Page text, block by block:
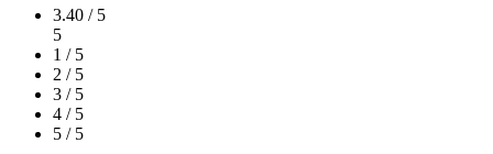
3.40 / 5
5
1 / 5
2 / 5
3 / 5
4 / 5
5 / 5